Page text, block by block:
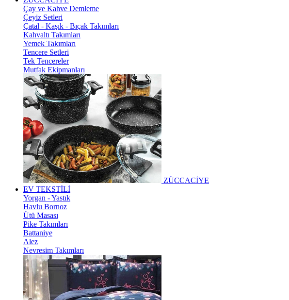
Çay ve Kahve Demleme
Çeyiz Setleri
Çatal - Kaşık - Bıçak Takımları
Kahvaltı Takımları
Yemek Takımları
Tencere Setleri
Tek Tencereler
Mutfak Ekipmanları
ZÜCCACİYE
EV TEKSTİLİ
Yorgan - Yastık
Havlu Bornoz
Ütü Masası
Pike Takımları
Battaniye
Alez
Nevresim Takımları